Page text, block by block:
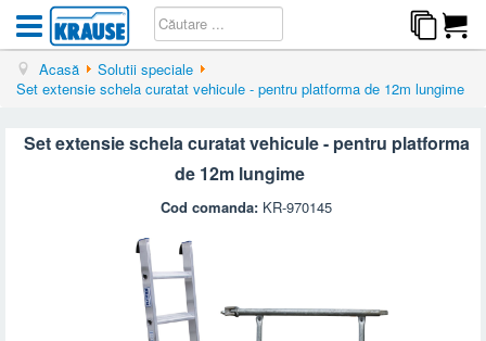
Acasă
Solutii speciale
Set extensie schela curatat vehicule - pentru platforma de 12m lungime
Set extensie schela curatat vehicule - pentru platforma
de 12m lungime
Cod comanda: KR-970145